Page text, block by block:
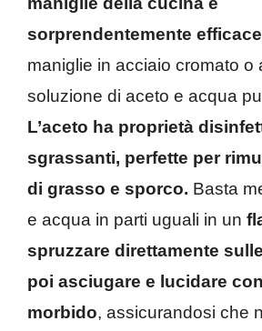
sorprendentemente efficace
maniglie in acciaio cromato o
soluzione di aceto e acqua
L’aceto ha proprietà
sgrassanti, perfette per
di grasso e sporco. Basta
e acqua in parti uguali in un
spruzzare direttamente
poi asciugare e lucidare
morbido, assicurandosi che